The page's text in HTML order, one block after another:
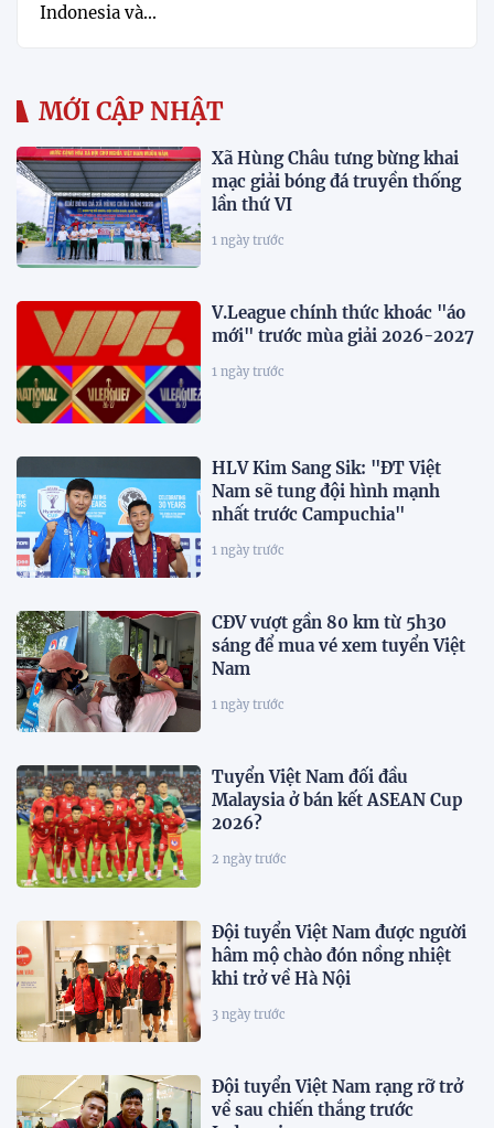
Indonesia và...
MỚI CẬP NHẬT
Xã Hùng Châu tưng bừng khai
mạc giải bóng đá truyền thống
lần thứ VI
1 ngày trước
V.League chính thức khoác "áo
mới" trước mùa giải 2026-2027
1 ngày trước
HLV Kim Sang Sik: "ĐT Việt
Nam sẽ tung đội hình mạnh
nhất trước Campuchia"
1 ngày trước
CĐV vượt gần 80 km từ 5h30
sáng để mua vé xem tuyển Việt
Nam
1 ngày trước
Tuyển Việt Nam đối đầu
Malaysia ở bán kết ASEAN Cup
2026?
2 ngày trước
Đội tuyển Việt Nam được người
hâm mộ chào đón nồng nhiệt
khi trở về Hà Nội
3 ngày trước
Đội tuyển Việt Nam rạng rỡ trở
về sau chiến thắng trước